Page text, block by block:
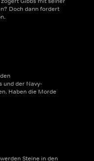
Doch dann fordert
und der Navy-
Haben die Morde
Steine in den